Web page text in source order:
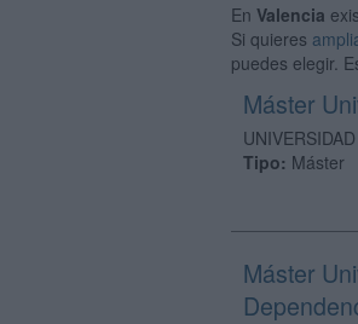
En Valencia
Si quieres
puedes elegir.
Máster
Tipo: Máster
Máster